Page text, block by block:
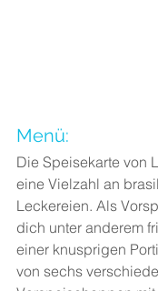
Menü:
Die Speisekarte von
eine Vielzahl an
Leckereien. Als
dich unter anderem
einer knusprigen
von sechs